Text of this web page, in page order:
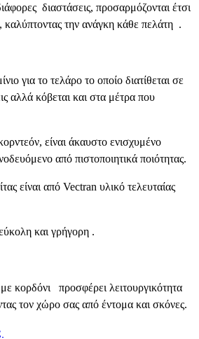
διαστάσεις, προσαρμόζονται έτσι
την ανάγκη κάθε πελάτη .
για το τελάρο το οποίο διατίθεται σε
αλλά κόβεται και στα μέτρα που
είναι άκαυστο ενισχυμένο
από πιστοποιητικά ποιότητας.
είναι από Vectran υλικό τελευταίας
και γρήγορη .
κορδόνι προσφέρει λειτουργικότητα
τον χώρο σας από έντομα και σκόνες.